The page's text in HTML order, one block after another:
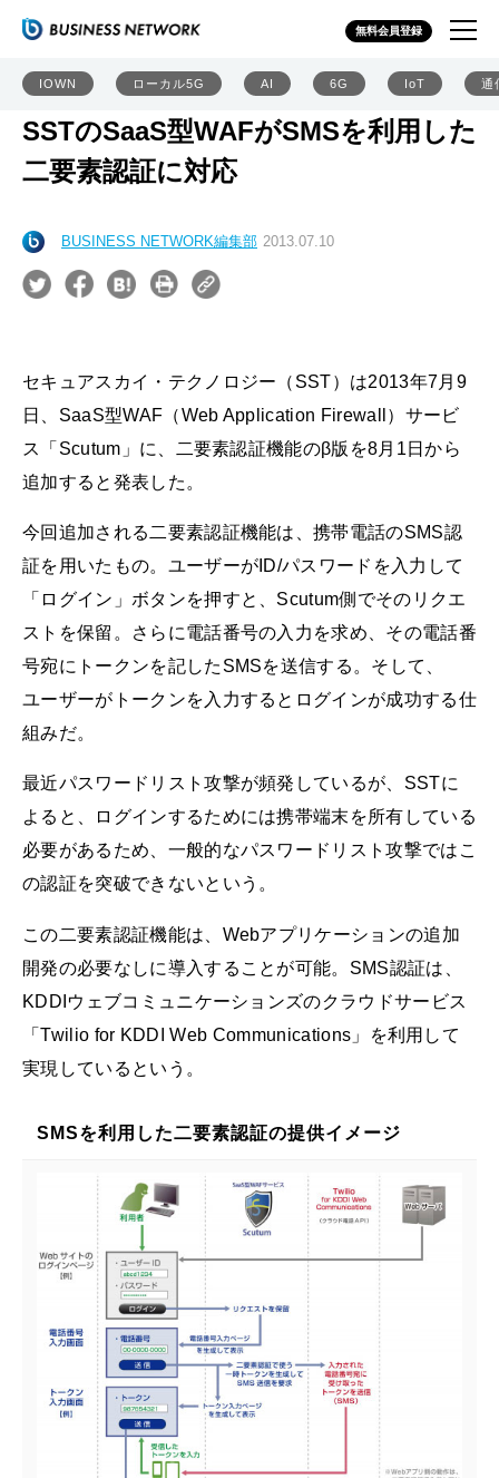
無料会員登録
IOWN ローカル5G AI 6G IoT 通
SSTのSaaS型WAFがSMSを利用した
二要素認証に対応
BUSINESS NETWORK編集部 2013.07.10
セキュアスカイ・テクノロジー（SST）は2013年7月9
日、SaaS型WAF（Web Application Firewall）サービ
ス「Scutum」に、二要素認証機能のβ版を8月1日から
追加すると発表した。
今回追加される二要素認証機能は、携帯電話のSMS認
証を用いたもの。ユーザーがID/パスワードを入力して
「ログイン」ボタンを押すと、Scutum側でそのリクエ
ストを保留。さらに電話番号の入力を求め、その電話番
号宛にトークンを記したSMSを送信する。そして、
ユーザーがトークンを入力するとログインが成功する仕
組みだ。
最近パスワードリスト攻撃が頻発しているが、SSTに
よると、ログインするためには携帯端末を所有している
必要があるため、一般的なパスワードリスト攻撃ではこ
の認証を突破できないという。
この二要素認証機能は、Webアプリケーションの追加
開発の必要なしに導入することが可能。SMS認証は、
KDDIウェブコミュニケーションズのクラウドサービス
「Twilio for KDDI Web Communications」を利用して
実現しているという。
SMSを利用した二要素認証の提供イメージ